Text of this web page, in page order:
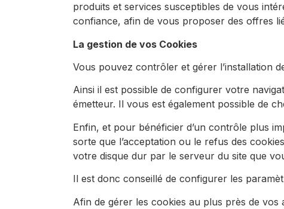
produits et services susceptibles de vous
confiance, afin de vous proposer des offres
La gestion de vos Cookies
Vous pouvez contrôler et gérer l’installation
Ainsi il est possible de configurer votre
émetteur. Il vous est également possible de
Enfin, et pour bénéficier d’un contrôle plus
sorte que l’acceptation ou le refus des
votre disque dur par le serveur du site que
Il est donc conseillé de configurer les
Afin de gérer les cookies au plus près de